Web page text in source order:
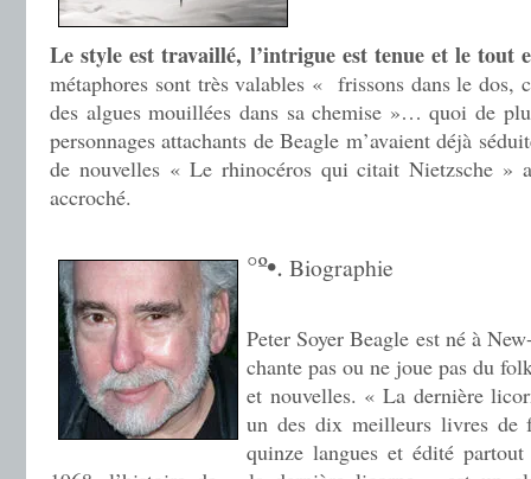
Le style est travaillé, l’intrigue est tenue et le tout
métaphores sont très valables « frissons dans le dos,
des algues mouillées dans sa chemise »… quoi de
personnages attachants de Beagle m’avaient déjà
de nouvelles « Le rhinocéros qui citait Nietzsche »
accroché.
°º•. Biographie
Peter Soyer Beagle est né à
chante pas ou ne joue pas du
et nouvelles. « La dernière
un des dix meilleurs livres de
quinze langues et édité